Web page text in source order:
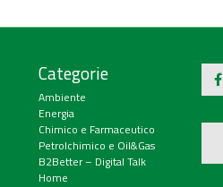
Categorie
Ambiente
Energia
Chimico e Farmaceutico
Petrolchimico e Oil&Gas
B2Better – Digital Talk
Home